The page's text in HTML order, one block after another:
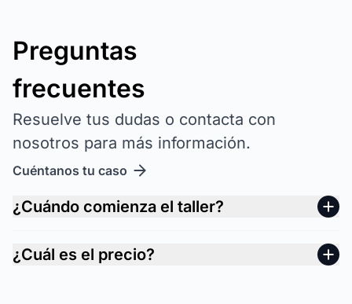
Preguntas
frecuentes
Resuelve tus dudas o contacta con
nosotros para más información.
Cuéntanos tu caso
¿Cuándo comienza el taller?
¿Cuál es el precio?